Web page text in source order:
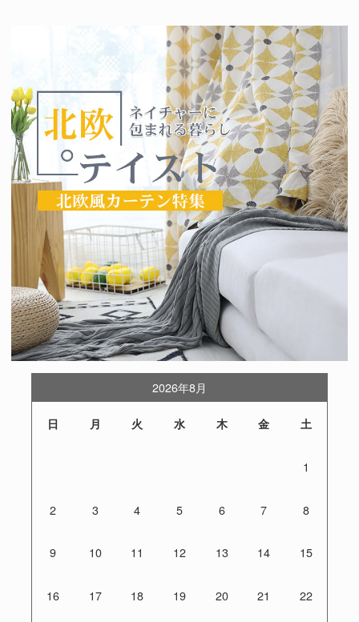
2026年8月
日 月 火 水 木 金 土
1
2 3 4 5 6 7 8
9 10 11 12 13 14 15
16 17 18 19 20 21 22